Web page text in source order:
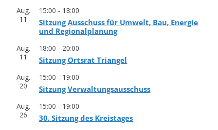
Aug.
11
15:00 - 18:00
Sit­zung Aus­schuss für Umwelt, Bau, Ener­gie
und Regionalplanung
Aug.
11
18:00 - 20:00
Sit­zung Orts­rat Triangel
Aug.
20
15:00 - 19:00
Sit­zung Verwaltungsausschuss
Aug.
26
15:00 - 19:00
30. Sit­zung des Kreistages